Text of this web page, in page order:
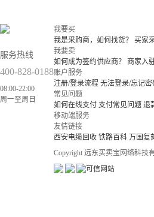
服务热线
400-828-0188
08:00-22:00
周一至周日
我要买
我是采购商，如何找货？
买家
我要卖
如何成为签约供应商？
商家入
账户服务
注册/登录流程 无法登录/忘记密
常见问题
如何在线支付 支付常见问题 退
移动端服务
友情链接
西安电缆回收 铁路百科 万国复
Copyright 远东买卖宝网络科技